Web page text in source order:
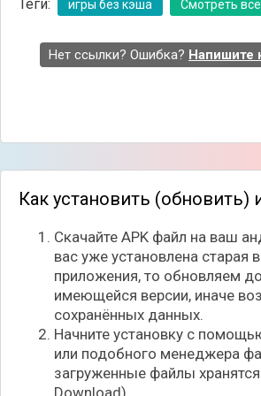
Разнообразие вносят 5 мини-игр
жителей, которые дают
например, удобрения для
Оригинальная графика была
но именно её стиль многие сочли
«похожим на аниматроников», что
к созданию FNaF . В Deluxe-
осталась прежней, но авторы
эффект на подводной сцене с
включить или выключить в
👍 Плюсы и минусы
Плюсы:
- 30 чертежей и 50+ предметов —
Теги: игры без кэша Смотреть все
Нет ссылки? Ошибка? Напишите
Как установить (обновить)
Скачайте APK файл на ваш
вас уже установлена старая
приложения, то обновляем
имеющейся версии, иначе
сохранённых данных.
Начните установку с
или подобного менеджера
загруженные файлы
Download).